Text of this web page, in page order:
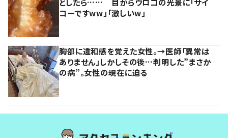
コーですww」「激しいw」
胸部に違和感を覚えた女性。→医師「異常は
ありません」しかしその後…判明した”まさか
の病”。女性の現在に迫る